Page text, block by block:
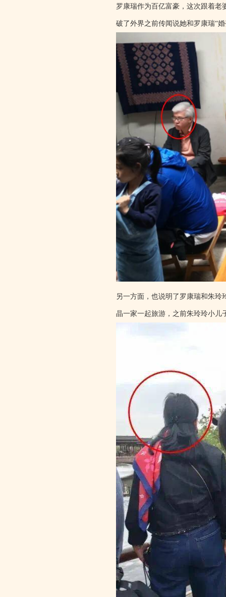
罗康瑞作为百亿富豪，这次跟着老
破了外界之前传闻说她和罗康瑞“
另一方面，也说明了罗康瑞和朱
晶一家一起旅游，之前朱玲玲小儿